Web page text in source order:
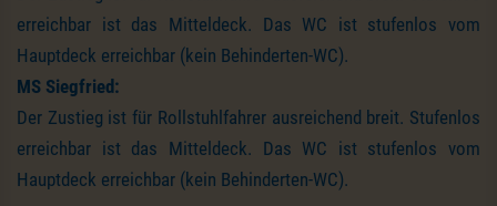
erreichbar ist das Mitteldeck. Das WC ist stufenlos vom
Hauptdeck erreichbar (kein Behinderten-WC).
MS Siegfried:
Der Zustieg ist für Rollstuhlfahrer ausreichend breit. Stufenlos
erreichbar ist das Mitteldeck. Das WC ist stufenlos vom
Hauptdeck erreichbar (kein Behinderten-WC).